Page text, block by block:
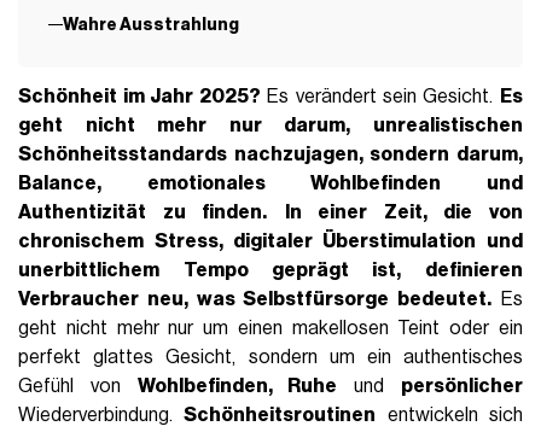
Wahre Ausstrahlung
Schönheit im Jahr 2025? Es verändert sein Gesicht.
Es
geht nicht mehr nur darum, unrealistischen
Schönheitsstandards nachzujagen, sondern darum,
Balance, emotionales Wohlbefinden und
Authentizität zu finden.
In einer Zeit, die von
chronischem Stress, digitaler Überstimulation und
unerbittlichem Tempo geprägt ist, definieren
Verbraucher neu, was Selbstfürsorge bedeutet. Es
geht nicht mehr nur um einen makellosen Teint oder ein
perfekt glattes Gesicht, sondern um ein authentisches
Gefühl von Wohlbefinden, Ruhe und persönlicher
Wiederverbindung.Schönheitsroutinen entwickeln sich